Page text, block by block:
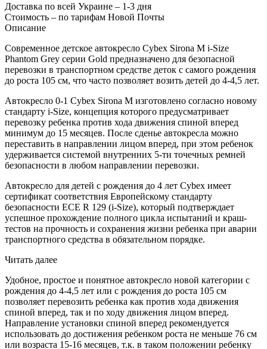
Доставка по всей Украине – 1-3 дня
Стоимость – по тарифам Новой Почты
Описание
Современное детское автокресло Cybex Sirona M i-Size
Phantom Grey серии Gold предназначено для безопасной
перевозки в транспортном средстве деток с самого рождения
до роста 105 см, что часто позволяет возить детей до 4-4,5 лет.
Автокресло 0-1 Cybex Sirona M изготовлено согласно новому
стандарту i-Size, концепция которого предусматривает
перевозку ребенка против хода движения спиной вперед
минимум до 15 месяцев. После сденье автокресла можно
переставить в направлении лицом вперед, при этом ребенок
удерживается системой внутренних 5-ти точечных ремней
безопасности в любом направлении перевозки.
​Автокресло для детей с рождения до 4 лет Cybex имеет
сертификат соответствия Европейскому стандарту
безопасности ЕСЕ R 129 (i-Size), который подтверждает
успешное прохождение полного цикла испытаний и краш-
тестов на прочность и сохранения жизни ребенка при аварии
транспортного средства в обязательном порядке.
Читать далее
Удобное, простое и понятное автокресло новой категории с
рождения до 4-4,5 лет или с рождения до роста 105 см
позволяет перевозить ребенка как против хода движения
спиной вперед, так и по ходу движения лицом вперед.
Направление установки спиной вперед рекомендуется
использовать до достижения ребенком роста не меньше 76 см
или возраста 15-16 месяцев, т.к. в таком положении ребенку